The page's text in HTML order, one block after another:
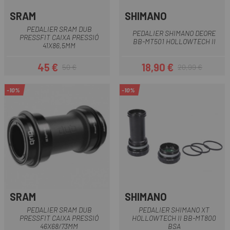
SRAM
PEDALIER SRAM DUB
PRESSFIT CAIXA PRESSIÓ
41X86,5MM
Preu
45 €Preu regular
50 €
SHIMANO
PEDALIER SHIMANO DEORE
BB-MT501 HOLLOWTECH II
Preu
18,90 €Preu regular
20,99 €
-10%
SRAM
PEDALIER SRAM DUB
PRESSFIT CAIXA PRESSIÓ
46X68/73MM
-10%
SHIMANO
PEDALIER SHIMANO XT
HOLLOWTECH II BB-MT800
BSA